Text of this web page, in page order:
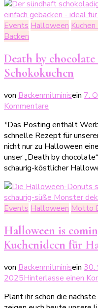
Events Halloween
Backen
Death by
Schokokuchen
von Backenmitminisein 7.
Kommentare
by
chocolate
–
Ein
sündhafter
Schokokuchen
*Das Posting enthält
schnelle Rezept für
nicht nur zu Halloween
unser „Death by
schaurig-köstlicher
Events Halloween Motto
Halloween is
Kuchenideen für
von Backenmitminisein 30.
2025Hinterlasse einen
Plant ihr schon die